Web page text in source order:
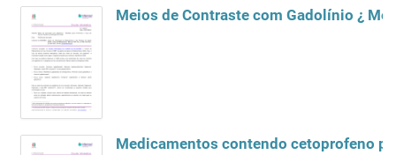
Meios de Contraste com Gadolínio ¿
Medicamentos contendo cetoprofeno